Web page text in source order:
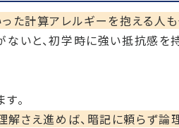
った計算アレルギーを抱える人
ないと、初学時に強い抵抗感を
。
解さえ進めば、暗記に頼らず論